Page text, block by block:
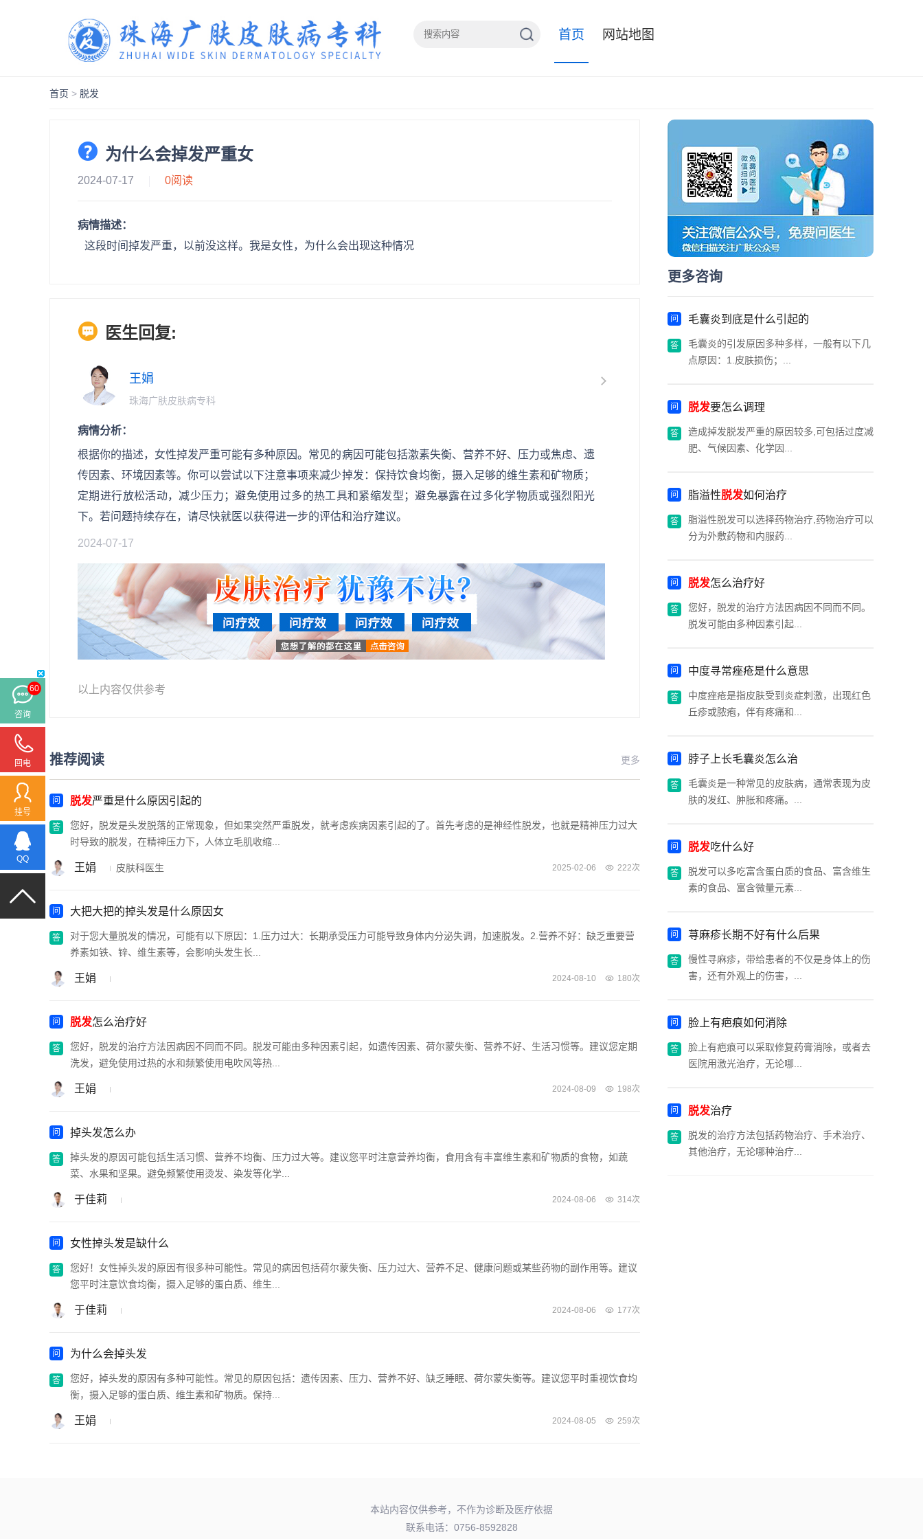
首页 网站地图
首页 > 脱发
为什么会掉发严重女
2024-07-17 0阅读
病情描述：
这段时间掉发严重，以前没这样。我是女性，为什么会出现这种情况
医生回复:
王娟
珠海广肤皮肤病专科
病情分析：
根据你的描述，女性掉发严重可能有多种原因。常见的病因可能包括激素失衡、营养不好、压力或焦虑、遗
传因素、环境因素等。你可以尝试以下注意事项来减少掉发：保持饮食均衡，摄入足够的维生素和矿物质；
定期进行放松活动，减少压力；避免使用过多的热工具和紧缩发型；避免暴露在过多化学物质或强烈阳光
下。若问题持续存在，请尽快就医以获得进一步的评估和治疗建议。
2024-07-17
以上内容仅供参考
推荐阅读 更多
脱发严重是什么原因引起的
您好，脱发是头发脱落的正常现象，但如果突然严重脱发，就考虑疾病因素引起的了。首先考虑的是神经性脱发，也就是精神压力过大
时导致的脱发，在精神压力下，人体立毛肌收缩...
王娟 皮肤科医生 2025-02-06 222次
大把大把的掉头发是什么原因女
对于您大量脱发的情况，可能有以下原因：1.压力过大：长期承受压力可能导致身体内分泌失调，加速脱发。2.营养不好：缺乏重要营
养素如铁、锌、维生素等，会影响头发生长...
王娟 2024-08-10 180次
脱发怎么治疗好
您好，脱发的治疗方法因病因不同而不同。脱发可能由多种因素引起，如遗传因素、荷尔蒙失衡、营养不好、生活习惯等。建议您定期
洗发，避免使用过热的水和频繁使用电吹风等热...
王娟 2024-08-09 198次
掉头发怎么办
掉头发的原因可能包括生活习惯、营养不均衡、压力过大等。建议您平时注意营养均衡，食用含有丰富维生素和矿物质的食物，如蔬
菜、水果和坚果。避免频繁使用烫发、染发等化学...
于佳莉 2024-08-06 314次
女性掉头发是缺什么
您好！女性掉头发的原因有很多种可能性。常见的病因包括荷尔蒙失衡、压力过大、营养不足、健康问题或某些药物的副作用等。建议
您平时注意饮食均衡，摄入足够的蛋白质、维生...
于佳莉 2024-08-06 177次
为什么会掉头发
您好，掉头发的原因有多种可能性。常见的原因包括：遗传因素、压力、营养不好、缺乏睡眠、荷尔蒙失衡等。建议您平时重视饮食均
衡，摄入足够的蛋白质、维生素和矿物质。保持...
王娟 2024-08-05 259次
更多咨询
毛囊炎到底是什么引起的
毛囊炎的引发原因多种多样，一般有以下几
点原因：1.皮肤损伤；...
脱发要怎么调理
造成掉发脱发严重的原因较多,可包括过度减
肥、气候因素、化学因...
脂溢性脱发如何治疗
脂溢性脱发可以选择药物治疗,药物治疗可以
分为外敷药物和内服药...
脱发怎么治疗好
您好，脱发的治疗方法因病因不同而不同。
脱发可能由多种因素引起...
中度寻常痤疮是什么意思
中度痤疮是指皮肤受到炎症刺激，出现红色
丘疹或脓疱，伴有疼痛和...
脖子上长毛囊炎怎么治
毛囊炎是一种常见的皮肤病，通常表现为皮
肤的发红、肿胀和疼痛。...
脱发吃什么好
脱发可以多吃富含蛋白质的食品、富含维生
素的食品、富含微量元素...
荨麻疹长期不好有什么后果
慢性寻麻疹，带给患者的不仅是身体上的伤
害，还有外观上的伤害，...
脸上有疤痕如何消除
脸上有疤痕可以采取修复药膏消除，或者去
医院用激光治疗，无论哪...
脱发治疗
脱发的治疗方法包括药物治疗、手术治疗、
其他治疗，无论哪种治疗...
本站内容仅供参考，不作为诊断及医疗依据
联系电话：0756-8592828
60
咨询
回电
挂号
QQ